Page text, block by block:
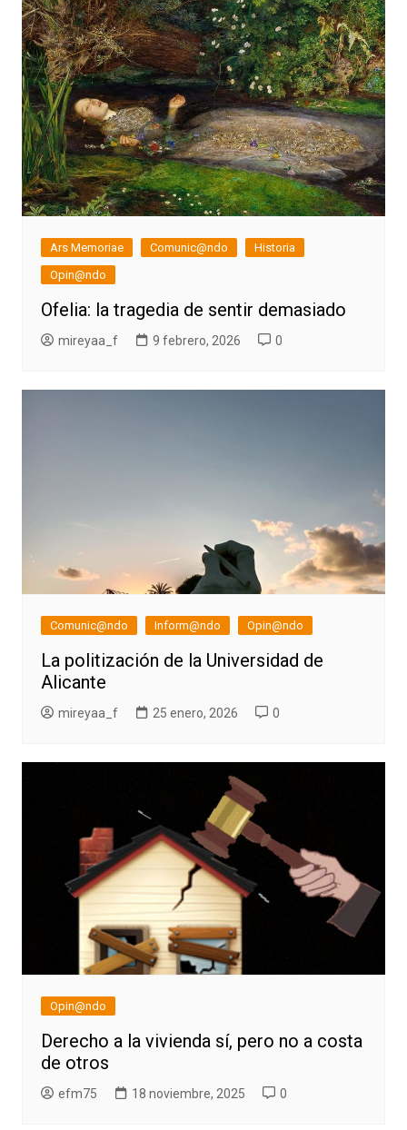
Ars Memoriae Comunic@ndo
Historia
Opin@ndo
Ofelia: la tragedia de sentir demasiado
mireyaa_f 9 febrero, 2026 0
Comunic@ndo Inform@ndo Opin@ndo
La politización de la Universidad de
Alicante
mireyaa_f 25 enero, 2026 0
Opin@ndo
Derecho a la vivienda sí, pero no a costa
de otros
efm75 18 noviembre, 2025 0